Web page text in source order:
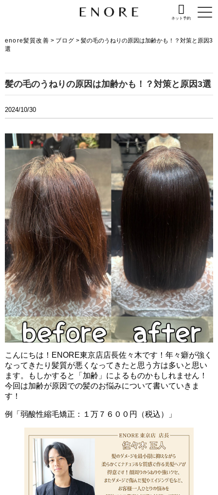
ネット予約
enore髪質改善 > ブログ >髪の毛のうねりの原因は加齢かも！？対策と原因3
選
髪の毛のうねりの原因は加齢かも！？対策と原因3選
2024/10/30
こんにちは！ENORE東京店店長佐々木です！年々癖が強く
なってきたり髪質が悪くなってきたと思う方は多いと思い
ます。もしかすると「加齢」によるものかもしれません！
今回は加齢が原因での髪のお悩みについて書いていきま
す！
例「弱酸性縮毛矯正：１万７６００円（税込）」